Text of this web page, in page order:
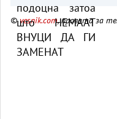
©vesnik.com, правата за